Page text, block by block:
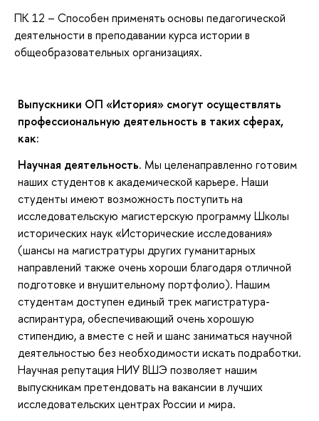
ПК 12 – Способен применять основы педагогической
деятельности в преподавании курса истории в
общеобразовательных организациях.
Выпускники ОП «История» смогут осуществлять
профессиональную деятельность в таких сферах,
как:
Научная деятельность. Мы целенаправленно готовим
наших студентов к академической карьере. Наши
студенты имеют возможность поступить на
исследовательскую магистерскую программу Школы
исторических наук «Исторические исследования»
(шансы на магистратуры других гуманитарных
направлений также очень хороши благодаря отличной
подготовке и внушительному портфолио). Нашим
студентам доступен единый трек магистратура-
аспирантура, обеспечивающий очень хорошую
стипендию, а вместе с ней и шанс заниматься научной
деятельностью без необходимости искать подработки.
Научная репутация НИУ ВШЭ позволяет нашим
выпускникам претендовать на вакансии в лучших
исследовательских центрах России и мира.